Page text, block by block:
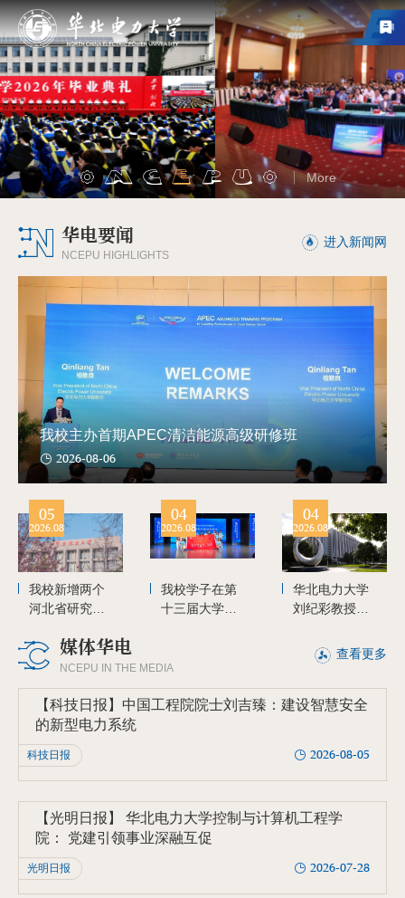
More
进入新闻网
华电要闻
NCEPU HIGHLIGHTS
我校主办首期APEC清洁能源高级研修班
2026-08-06
05
2026.08
我校新增两个
河北省研究生
04
2026.08
我校学子在第
十三届大学生
再创佳绩
04
2026.08
华北电力大学
刘纪彩教授团
《Physical
Review
Letters》发表
最新研究成
定义超快电荷
转移时间测量
查看更多
媒体华电
NCEPU IN THE MEDIA
【科技日报】中国工程院院士刘吉臻：建设智慧安全
的新型电力系统
2026-08-05
科技日报
【光明日报】 华北电力大学控制与计算机工程学
院： 党建引领事业深融互促
2026-07-28
光明日报